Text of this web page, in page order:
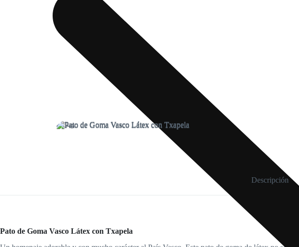
Descripción
Pato de Goma Vasco Látex con Txapela